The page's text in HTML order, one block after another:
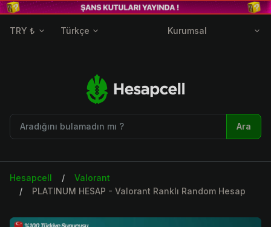
TRY ₺ Türkçe Kurumsal
Ara
Hesapcell
Valorant
PLATINUM HESAP - Valorant Ranklı Random Hesap